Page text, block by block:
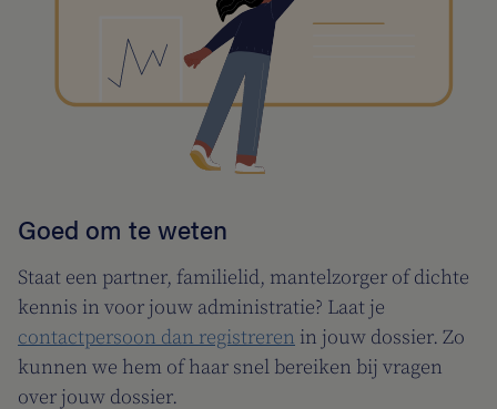
Goed om te weten
Staat een partner, familielid, mantelzorger of dichte
kennis in voor jouw administratie? Laat je
contactpersoon dan registreren in jouw dossier. Zo
kunnen we hem of haar snel bereiken bij vragen
over jouw dossier.